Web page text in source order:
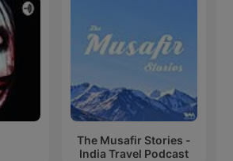
The Musafir Stories -
India Travel Podcast